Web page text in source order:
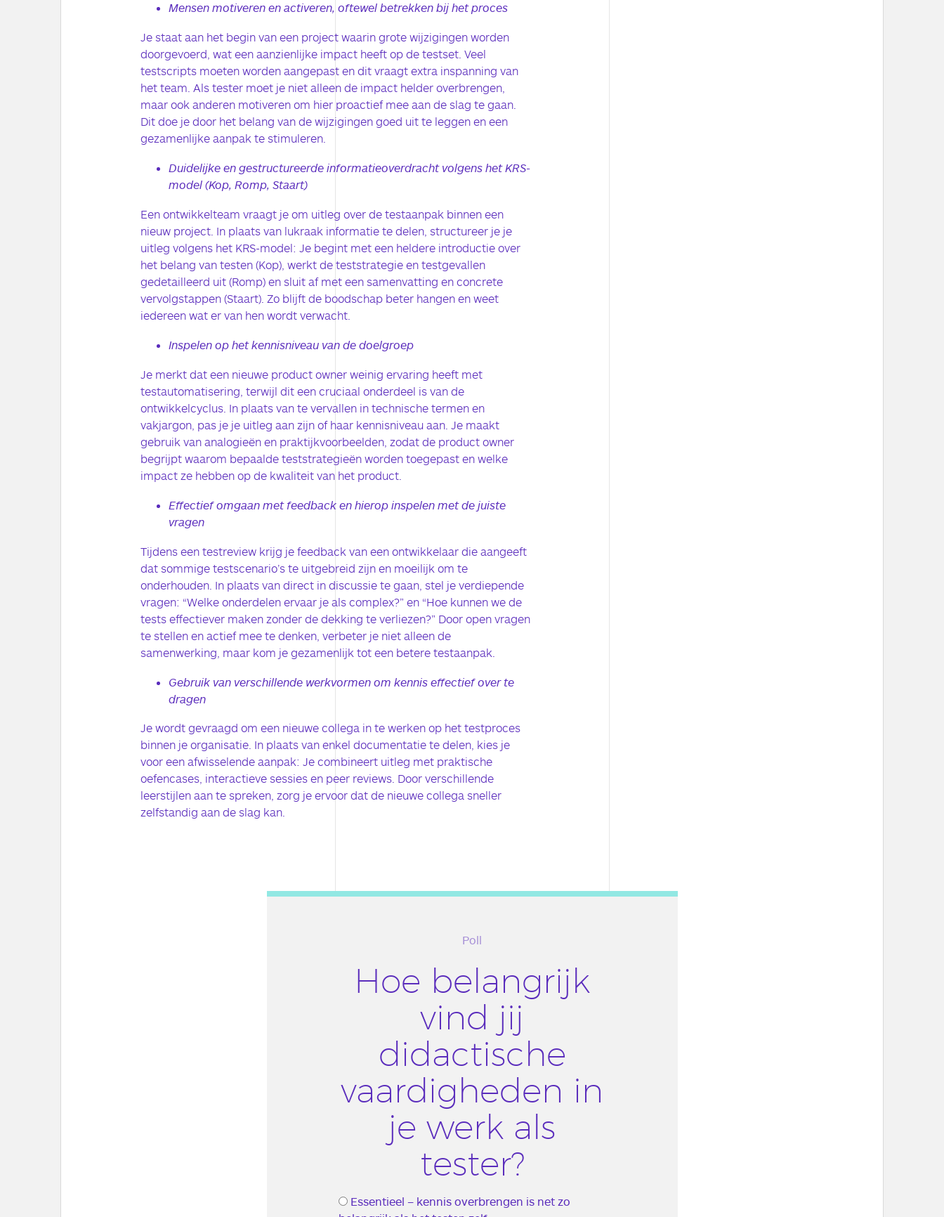
Mensen motiveren en activeren, oftewel betrekken bij het proces
Je staat aan het begin van een project waarin grote wijzigingen worden
doorgevoerd, wat een aanzienlijke impact heeft op de testset. Veel
testscripts moeten worden aangepast en dit vraagt extra inspanning van
het team. Als tester moet je niet alleen de impact helder overbrengen,
maar ook anderen motiveren om hier proactief mee aan de slag te gaan.
Dit doe je door het belang van de wijzigingen goed uit te leggen en een
gezamenlijke aanpak te stimuleren.
Duidelijke en gestructureerde informatieoverdracht volgens het KRS-
model (Kop, Romp, Staart)
Een ontwikkelteam vraagt je om uitleg over de testaanpak binnen een
nieuw project. In plaats van lukraak informatie te delen, structureer je je
uitleg volgens het KRS-model: Je begint met een heldere introductie over
het belang van testen (Kop), werkt de teststrategie en testgevallen
gedetailleerd uit (Romp) en sluit af met een samenvatting en concrete
vervolgstappen (Staart). Zo blijft de boodschap beter hangen en weet
iedereen wat er van hen wordt verwacht.
Inspelen op het kennisniveau van de doelgroep
Je merkt dat een nieuwe product owner weinig ervaring heeft met
testautomatisering, terwijl dit een cruciaal onderdeel is van de
ontwikkelcyclus. In plaats van te vervallen in technische termen en
vakjargon, pas je je uitleg aan zijn of haar kennisniveau aan. Je maakt
gebruik van analogieën en praktijkvoorbeelden, zodat de product owner
begrijpt waarom bepaalde teststrategieën worden toegepast en welke
impact ze hebben op de kwaliteit van het product.
Effectief omgaan met feedback en hierop inspelen met de juiste
vragen
Tijdens een testreview krijg je feedback van een ontwikkelaar die aangeeft
dat sommige testscenario’s te uitgebreid zijn en moeilijk om te
onderhouden. In plaats van direct in discussie te gaan, stel je verdiepende
vragen: “Welke onderdelen ervaar je als complex?” en “Hoe kunnen we de
tests effectiever maken zonder de dekking te verliezen?” Door open vragen
te stellen en actief mee te denken, verbeter je niet alleen de
samenwerking, maar kom je gezamenlijk tot een betere testaanpak.
Gebruik van verschillende werkvormen om kennis effectief over te
dragen
Je wordt gevraagd om een nieuwe collega in te werken op het testproces
binnen je organisatie. In plaats van enkel documentatie te delen, kies je
voor een afwisselende aanpak: Je combineert uitleg met praktische
oefencases, interactieve sessies en peer reviews. Door verschillende
leerstijlen aan te spreken, zorg je ervoor dat de nieuwe collega sneller
zelfstandig aan de slag kan.
Poll
Hoe belangrijk
vind jij
didactische
vaardigheden in
je werk als
tester?
Essentieel – kennis overbrengen is net zo